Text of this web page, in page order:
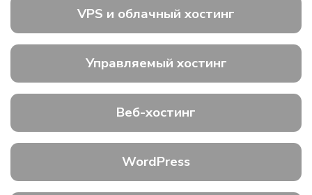
VPS и облачный хостинг
Управляемый хостинг
Веб-хостинг
WordPress